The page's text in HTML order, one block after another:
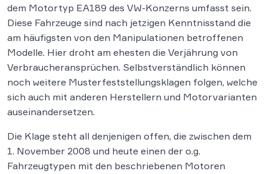
dem Motortyp EA189 des VW-Konzerns umfasst sein.
Diese Fahrzeuge sind nach jetzigen Kenntnisstand die
am häufigsten von den Manipulationen betroffenen
Modelle. Hier droht am ehesten die Verjährung von
Verbraucheransprüchen. Selbstverständlich können
noch weitere Musterfeststellungsklagen folgen, welche
sich auch mit anderen Herstellern und Motorvarianten
auseinandersetzen.
Die Klage steht all denjenigen offen, die zwischen dem
1. November 2008 und heute einen der o.g.
Fahrzeugtypen mit den beschriebenen Motoren